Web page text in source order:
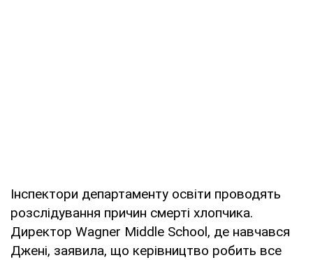
Інспектори департаменту освіти проводять
розслідування причин смерті хлопчика.
Директор Wagner Middle School, де навчався
Джені, заявила, що керівництво робить все